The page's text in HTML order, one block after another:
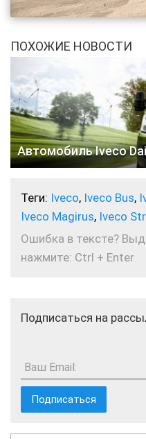
ПОХОЖИЕ НОВОСТИ
Автомобиль Iveco
Теги: Iveco, Iveco Bus,
Iveco Magirus, Iveco
Ошибка в тексте?
нажмите: Ctrl + Enter
Подписаться на
Ваш Email: